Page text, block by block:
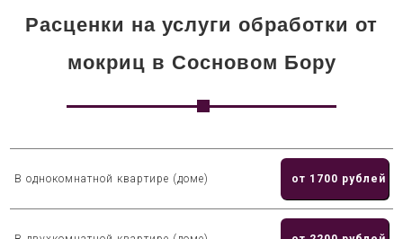
Расценки на услуги обработки от
мокриц в Сосновом Бору
В однокомнатной квартире (доме) от 1700 рублей